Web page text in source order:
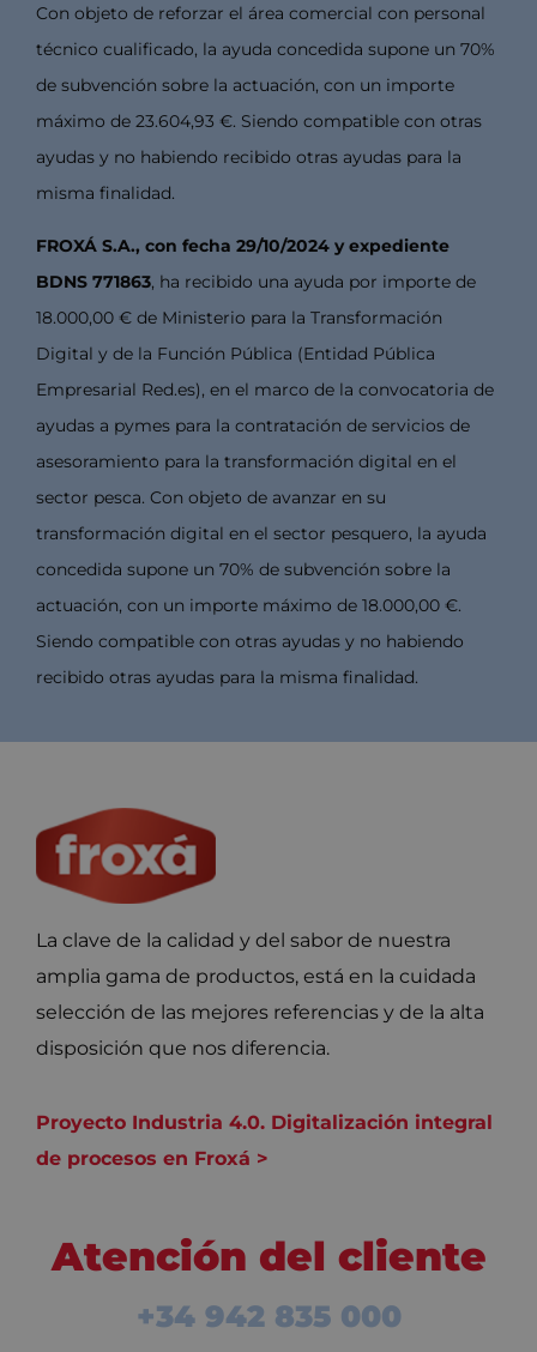
Con objeto de reforzar el área comercial con personal
técnico cualificado, la ayuda concedida supone un 70%
de subvención sobre la actuación, con un importe
máximo de 23.604,93 €. Siendo compatible con otras
ayudas y no habiendo recibido otras ayudas para la
misma finalidad.
FROXÁ S.A., con fecha 29/10/2024 y expediente
BDNS 771863, ha recibido una ayuda por importe de
18.000,00 € de Ministerio para la Transformación
Digital y de la Función Pública (Entidad Pública
Empresarial Red.es), en el marco de la convocatoria de
ayudas a pymes para la contratación de servicios de
asesoramiento para la transformación digital en el
sector pesca. Con objeto de avanzar en su
transformación digital en el sector pesquero, la ayuda
concedida supone un 70% de subvención sobre la
actuación, con un importe máximo de 18.000,00 €.
Siendo compatible con otras ayudas y no habiendo
recibido otras ayudas para la misma finalidad.
La clave de la calidad y del sabor de nuestra
amplia gama de productos, está en la cuidada
selección de las mejores referencias y de la alta
disposición que nos diferencia.
Proyecto Industria 4.0. Digitalización integral
de procesos en Froxá >
Atención del cliente
+34 942 835 000